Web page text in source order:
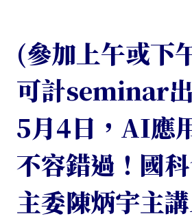
(參加上午或下
可計seminar
5月4日，AI應
不容錯過！國
主委陳炳宇主